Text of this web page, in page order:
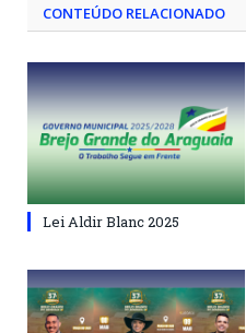
CONTEÚDO RELACIONADO
Lei Aldir Blanc 2025